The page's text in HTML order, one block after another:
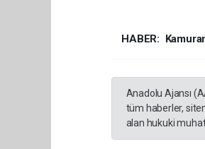
HABER:
Anadolu Ajansı
tüm haberler,
alan hukuki